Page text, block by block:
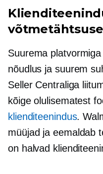
Suurema
nõudlus ja suurem
Seller Centraliga
kõige olulisematest
klienditeenindus.
müüjad ja eemaldab
on halvad